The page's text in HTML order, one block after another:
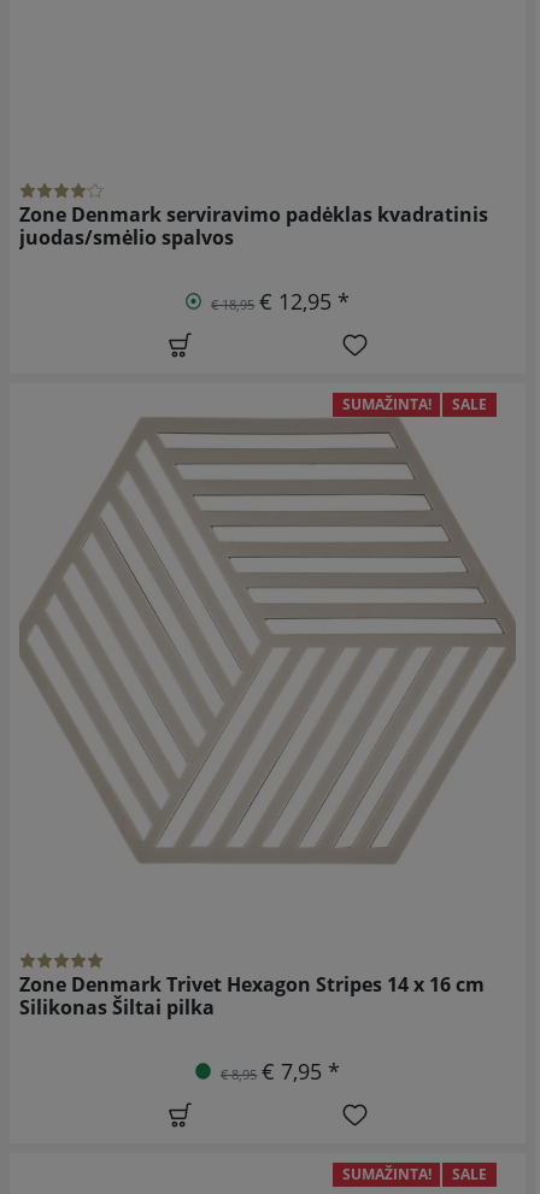
Zone Denmark serviravimo padėklas kvadratinis
juodas/smėlio spalvos
€ 18,95 € 12,95 *
SUMAŽINTA! SALE
Zone Denmark Trivet Hexagon Stripes 14 x 16 cm
Silikonas Šiltai pilka
€ 8,95 € 7,95 *
SUMAŽINTA! SALE